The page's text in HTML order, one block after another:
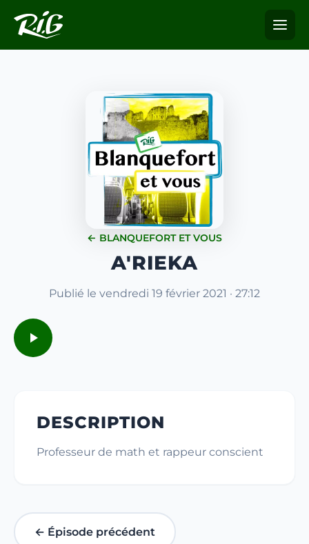
← BLANQUEFORT ET VOUS
A'RIEKA
Publié le vendredi 19 février 2021 · 27:12
DESCRIPTION
Professeur de math et rappeur conscient
← Épisode précédent